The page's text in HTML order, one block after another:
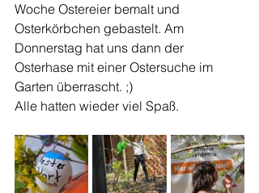
Woche Ostereier bemalt und
Osterkörbchen gebastelt. Am
Donnerstag hat uns dann der
Osterhase mit einer Ostersuche im
Garten überrascht. ;)
Alle hatten wieder viel Spaß.